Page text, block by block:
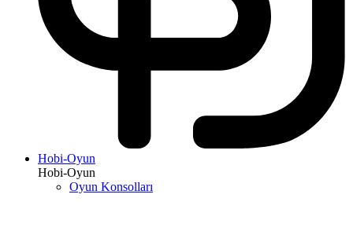
Hobi-Oyun
Hobi-Oyun
Oyun Konsolları